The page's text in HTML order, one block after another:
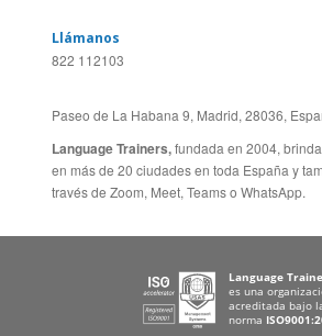
Llámanos
Paseo de La Habana 9, Madrid, 28036,
Language Trainers,fundada en 2004, brinda
en más de 20 ciudades en toda España y